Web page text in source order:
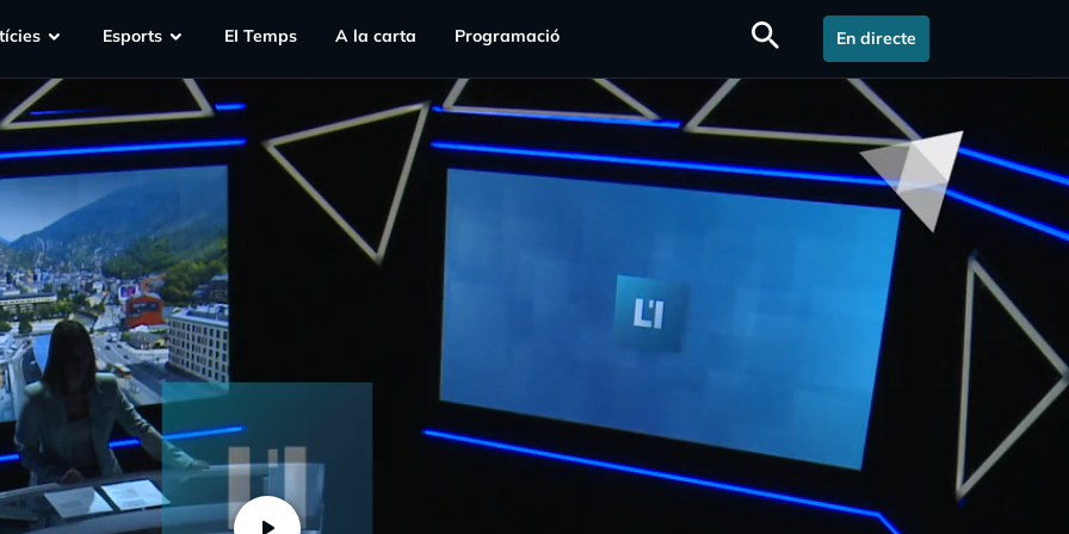
Esports EI Temps A la carta Programació search En directe